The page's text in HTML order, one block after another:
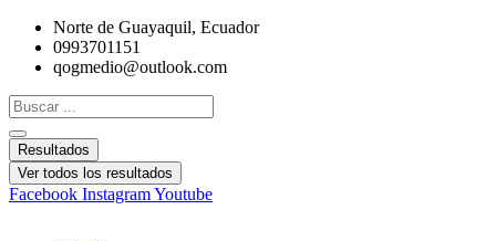
contenido
Norte de Guayaquil, Ecuador
0993701151
qogmedio@outlook.com
Search
...
Resultados
Ver todos los resultados
Facebook InstagramYoutube